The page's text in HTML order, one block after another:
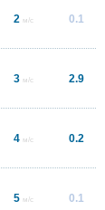
2 м/с 0.1
3 м/с 2.9
4 м/с 0.2
5 м/с 0.1